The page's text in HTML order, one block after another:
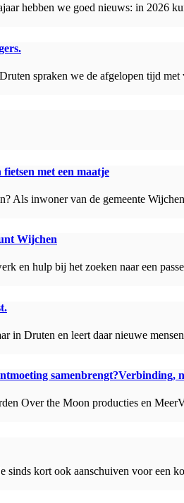
hebben we goed nieuws: in 2026
spraken we de afgelopen tijd
met een maatje
Als inwoner van de gemeente
Wijchen
en hulp bij het zoeken naar een
in Druten en leert daar nieuwe
samenbrengt?Verbinding,
Over the Moon producties en
kort ook aanschuiven voor een